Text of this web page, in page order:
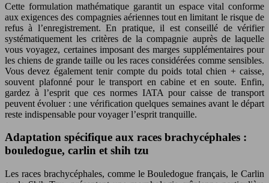
Cette formulation mathématique garantit un espace vital conforme
aux exigences des compagnies aériennes tout en limitant le risque de
refus à l’enregistrement. En pratique, il est conseillé de vérifier
systématiquement les critères de la compagnie auprès de laquelle
vous voyagez, certaines imposant des marges supplémentaires pour
les chiens de grande taille ou les races considérées comme sensibles.
Vous devez également tenir compte du poids total chien + caisse,
souvent plafonné pour le transport en cabine et en soute. Enfin,
gardez à l’esprit que ces normes IATA pour caisse de transport
peuvent évoluer : une vérification quelques semaines avant le départ
reste indispensable pour voyager l’esprit tranquille.
Adaptation spécifique aux races brachycéphales :
bouledogue, carlin et shih tzu
Les races brachycéphales, comme le Bouledogue français, le Carlin